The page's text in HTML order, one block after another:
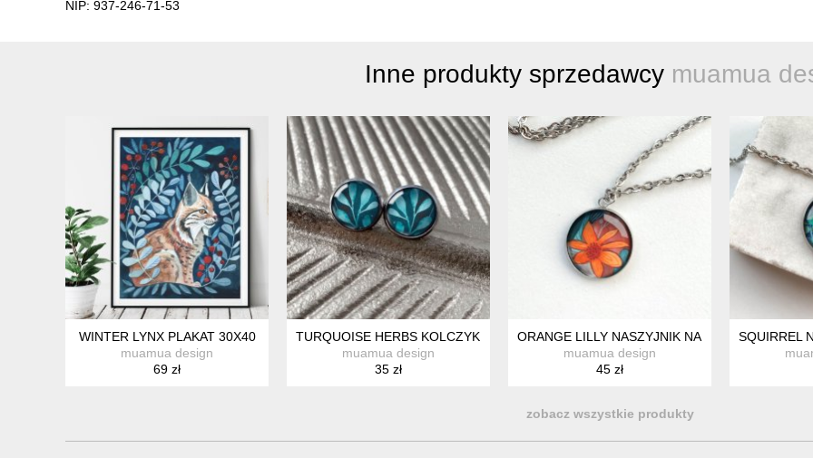
NIP: 937-246-71-53
Inne produkty sprzedawcy muamua
WINTER LYNX PLAKAT 30X40
muamua design
69 zł
TURQUOISE HERBS KOLCZYKI WKRĘTKI NA WALENTYNKI
muamua design
35 zł
ORANGE LILLY NASZYJNIK NA ROMANTYCZNĄ
muamua design
45 zł
SQUIRREL
zobacz wszystkie produkty